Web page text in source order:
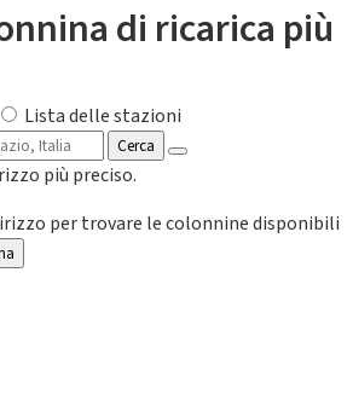
di ricarica più
Lista delle stazioni
Cerca
più preciso.
per trovare le colonnine disponibili